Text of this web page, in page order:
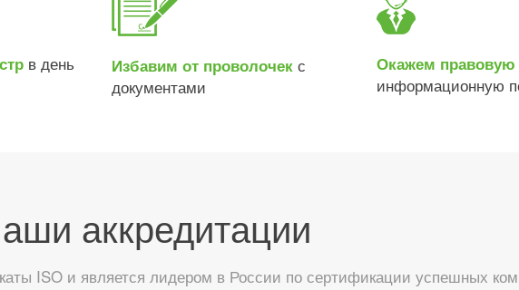
в день
Избавим от проволочекс
документами
Окажем правовую
информационную
аккредитации
ISO и является лидером в России по сертификации успешных